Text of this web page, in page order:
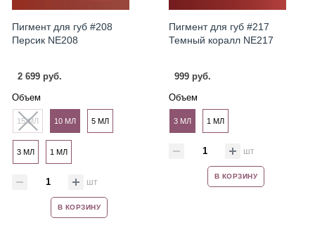
Пигмент для губ #208
Персик NE208
2 699 руб.
Объем
15 МЛ 10 МЛ 5 МЛ
3 МЛ 1 МЛ
шт
В КОРЗИНУ
Пигмент для губ #217
Темный коралл NE217
999 руб.
Объем
3 МЛ 1 МЛ
шт
В КОРЗИНУ